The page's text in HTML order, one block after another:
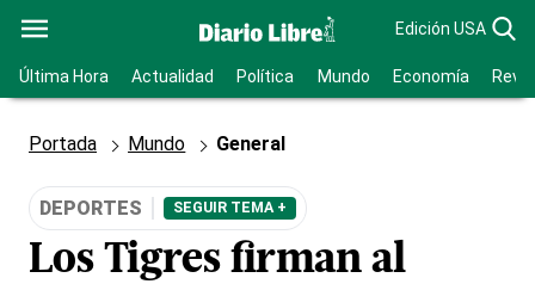
Edición USA
Última Hora Actualidad Política Mundo Economía
Portada Mundo General
DEPORTES SEGUIR TEMA +
Los Tigres firman al